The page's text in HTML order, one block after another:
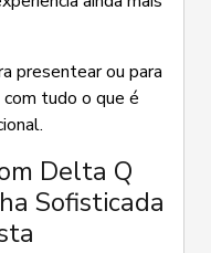
presentear ou para
tudo o que é
Delta Q
Sofisticada